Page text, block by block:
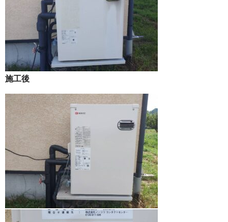
施工後